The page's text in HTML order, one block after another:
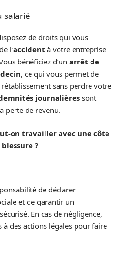
salarié
de droits qui vous
l’accident à votre entreprise
bénéficiez d’un arrêt de
, ce qui vous permet de
sans perdre votre
journalièressont
perte de revenu.
on travailler avec une côte
?
de déclarer
et de garantir un
En cas de négligence,
des actions légales pour faire